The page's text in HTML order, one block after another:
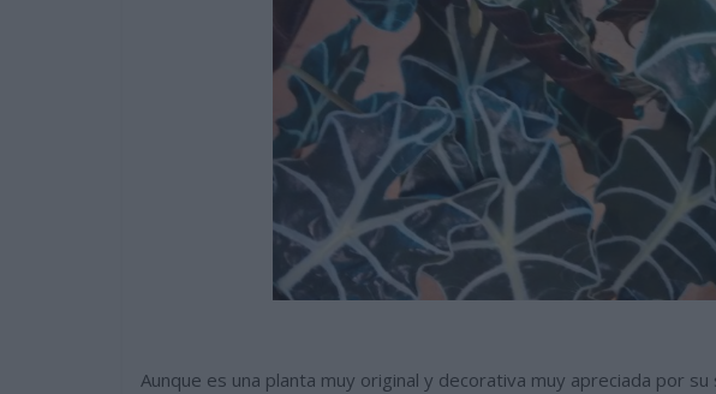
Aunque es una planta muy original y decorativa muy apreciada por